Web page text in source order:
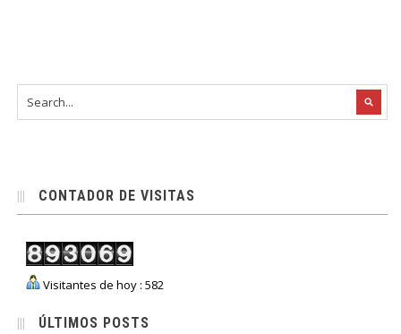
CONTADOR DE VISITAS
Visitantes de hoy : 582
ÚLTIMOS POSTS